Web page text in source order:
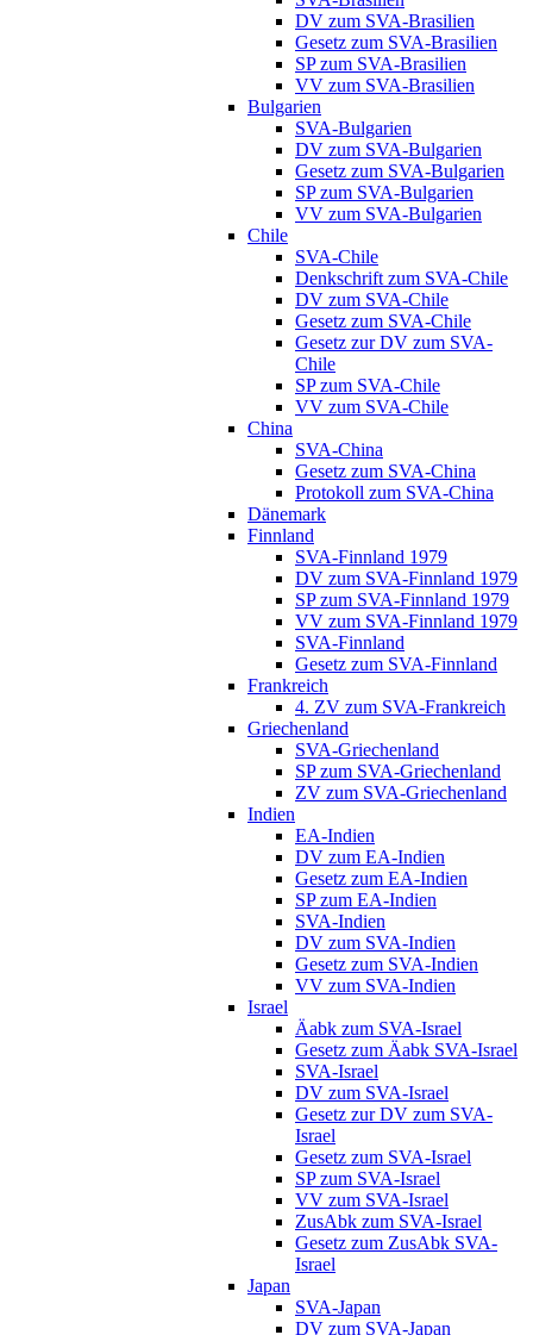
DV zum SVA-Brasilien
Gesetz zum SVA-Brasilien
SP zum SVA-Brasilien
VV zum SVA-Brasilien
Bulgarien
SVA-Bulgarien
DV zum SVA-Bulgarien
Gesetz zum SVA-Bulgarien
SP zum SVA-Bulgarien
VV zum SVA-Bulgarien
Chile
SVA-Chile
Denkschrift zum SVA-Chile
DV zum SVA-Chile
Gesetz zum SVA-Chile
Gesetz zur DV zum SVA-
Chile
SP zum SVA-Chile
VV zum SVA-Chile
China
SVA-China
Gesetz zum SVA-China
Protokoll zum SVA-China
Dänemark
Finnland
SVA-Finnland 1979
DV zum SVA-Finnland 1979
SP zum SVA-Finnland 1979
VV zum SVA-Finnland 1979
SVA-Finnland
Gesetz zum SVA-Finnland
Frankreich
4. ZV zum SVA-Frankreich
Griechenland
SVA-Griechenland
SP zum SVA-Griechenland
ZV zum SVA-Griechenland
Indien
EA-Indien
DV zum EA-Indien
Gesetz zum EA-Indien
SP zum EA-Indien
SVA-Indien
DV zum SVA-Indien
Gesetz zum SVA-Indien
VV zum SVA-Indien
Israel
Äabk zum SVA-Israel
Gesetz zum Äabk SVA-Israel
SVA-Israel
DV zum SVA-Israel
Gesetz zur DV zum SVA-
Israel
Gesetz zum SVA-Israel
SP zum SVA-Israel
VV zum SVA-Israel
ZusAbk zum SVA-Israel
Gesetz zum ZusAbk SVA-
Israel
Japan
SVA-Japan
DV zum SVA-Japan